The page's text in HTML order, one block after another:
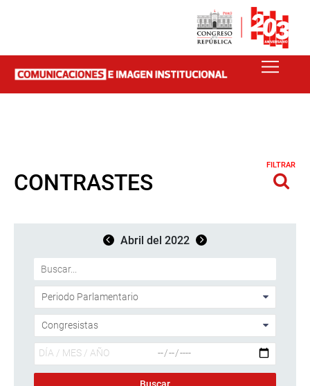
CONTRASTES
FILTRAR
Abril del 2022